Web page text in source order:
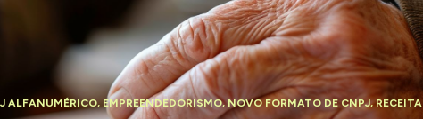
ALFANUMÉRICO, EMPREENDEDORISMO,NOVO FORMATO DE CNPJ,RECEITA